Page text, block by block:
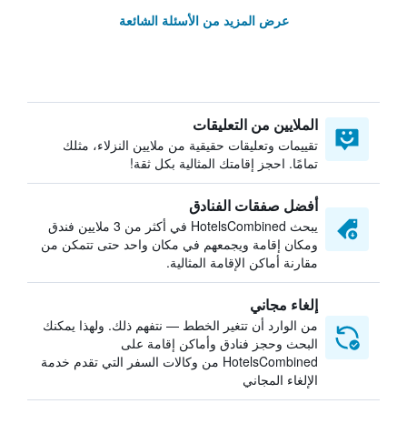
عرض المزيد من الأسئلة الشائعة
الملايين من التعليقات
تقييمات وتعليقات حقيقية من ملايين النزلاء، مثلك
تمامًا. احجز إقامتك المثالية بكل ثقة!
أفضل صفقات الفنادق
يبحث HotelsCombined في أكثر من 3 ملايين فندق
ومكان إقامة ويجمعهم في مكان واحد حتى تتمكن من
مقارنة أماكن الإقامة المثالية.
إلغاء مجاني
من الوارد أن تتغير الخطط — نتفهم ذلك. ولهذا يمكنك
البحث وحجز فنادق وأماكن إقامة على
HotelsCombined من وكالات السفر التي تقدم خدمة
الإلغاء المجاني